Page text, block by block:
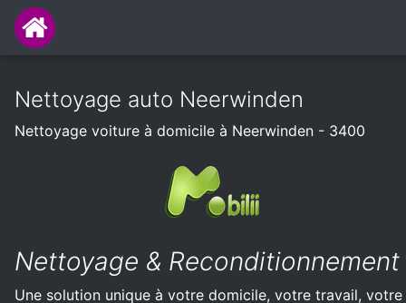
Nettoyage auto Neerwinden
Nettoyage voiture à domicile à Neerwinden - 3400
Nettoyage & Reconditionnement
Une solution unique à votre domicile, votre travail, votre